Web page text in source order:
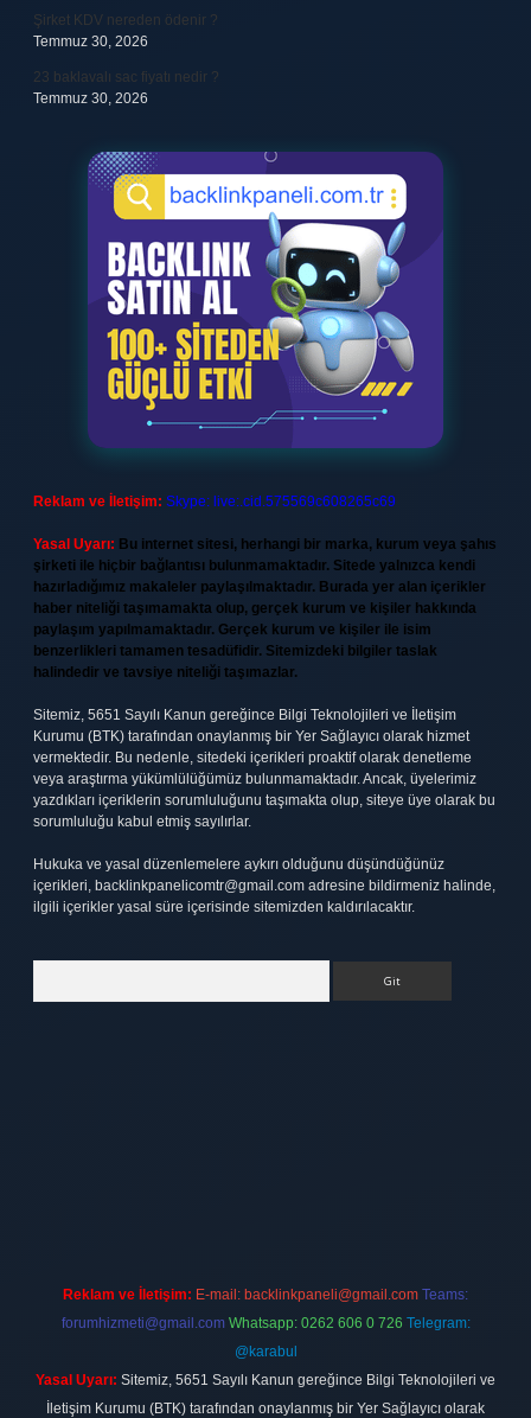
Şirket KDV nereden ödenir ?
Temmuz 30, 2026
23 baklavalı sac fiyatı nedir ?
Temmuz 30, 2026
Reklam ve İletişim: Skype: live:.cid.575569c608265c69
Yasal Uyarı: Bu internet sitesi, herhangi bir marka, kurum veya şahıs
şirketi ile hiçbir bağlantısı bulunmamaktadır. Sitede yalnızca kendi
hazırladığımız makaleler paylaşılmaktadır. Burada yer alan içerikler
haber niteliği taşımamakta olup, gerçek kurum ve kişiler hakkında
paylaşım yapılmamaktadır. Gerçek kurum ve kişiler ile isim
benzerlikleri tamamen tesadüfidir. Sitemizdeki bilgiler taslak
halindedir ve tavsiye niteliği taşımazlar.
Sitemiz, 5651 Sayılı Kanun gereğince Bilgi Teknolojileri ve İletişim
Kurumu (BTK) tarafından onaylanmış bir Yer Sağlayıcı olarak hizmet
vermektedir. Bu nedenle, sitedeki içerikleri proaktif olarak denetleme
veya araştırma yükümlülüğümüz bulunmamaktadır. Ancak, üyelerimiz
yazdıkları içeriklerin sorumluluğunu taşımakta olup, siteye üye olarak bu
sorumluluğu kabul etmiş sayılırlar.
Hukuka ve yasal düzenlemelere aykırı olduğunu düşündüğünüz
içerikleri, backlinkpanelicomtr@gmail.com adresine bildirmeniz halinde,
ilgili içerikler yasal süre içerisinde sitemizden kaldırılacaktır.
Reklam ve İletişim: E-mail: backlinkpaneli@gmail.com Teams:
forumhizmeti@gmail.com Whatsapp: 0262 606 0 726 Telegram:
@karabul
Yasal Uyarı: Sitemiz, 5651 Sayılı Kanun gereğince Bilgi Teknolojileri ve
İletişim Kurumu (BTK) tarafından onaylanmış bir Yer Sağlayıcı olarak